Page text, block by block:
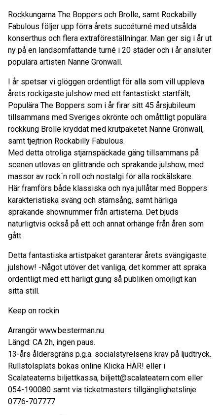
Rockkungarna The Boppers och Brolle, samt Rockabilly
Fabulous följer upp förra årets succéturné med utsålda
konserthus och flera extraföreställningar. Man ger sig i år ut
ny på en landsomfattande turné i 20 städer och i år ansluter
populära artisten Nanne Grönwall.
I år spetsar vi glöggen ordentligt för alla som vill uppleva
årets rockigaste julshow med ett fantastiskt startfält;
Populära The Boppers som i år firar sitt 45 årsjubileum
tillsammans med Sveriges okrönte och omåttligt populära
rockkung Brolle kryddat med krutpaketet Nanne Grönwall,
samt tjejtrion Rockabilly Fabulous.
Med detta otroliga stjärnspäckade gäng tillsammans på
scenen utlovas en glittrande och sprakande julshow, med
massor av rock´n roll och nostalgi för alla rockälskare.
Här framförs både klassiska och nya jullåtar med Boppers
karakteristiska sväng och stämsång, samt härliga
sprakande shownummer från artisterna. Det bjuds
naturligtvis också på ett och annat örhänge från åren som
gått.
Detta fantastiska artistpaket garanterar årets svängigaste
julshow! -Något utöver det vanliga, det kommer att spraka
ordentligt med ett härligt gung så publiken omöjligt kan
sitta still.
Keep on rockin
Arrangör www.besterman.nu
Längd: CA 2h, ingen paus.
13-års åldersgräns p.g.a. socialstyrelsens krav på ljudtryck.
Rullstolsplats bokas online Klicka HÄR! eller i
Scalateaterns biljettkassa, biljett@scalateatern.com eller
054-190080 samt via ticketmasters tillgänglighetslinje
0776-707777